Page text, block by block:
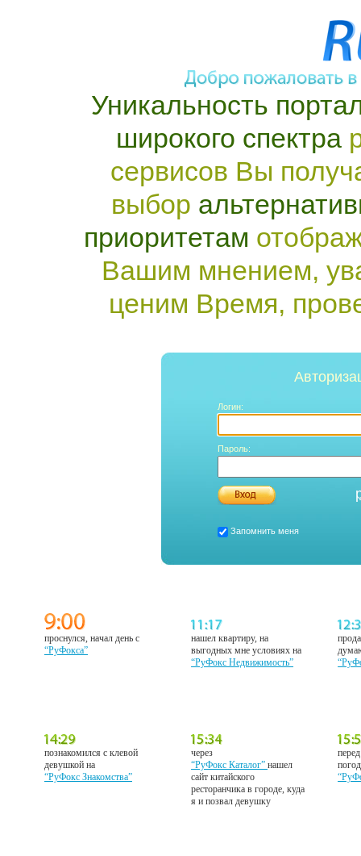
Уникальность
широкого спектра
сервисов Вы
выбор
приоритетам
Вашим мнением,
ценим Время,
Логин:
Пароль:
Запомнить меня
проснулся, начал день с
“РуФокса”
нашел квартиру, на
выгодных мне условиях на
“РуФокс Недвижимость”
познакомился с клевой
девушкой на
“РуФокс Знакомства”
через
“РуФокс Каталог”нашел
сайт китайского
ресторанчика в городе, куда
я и позвал девушку